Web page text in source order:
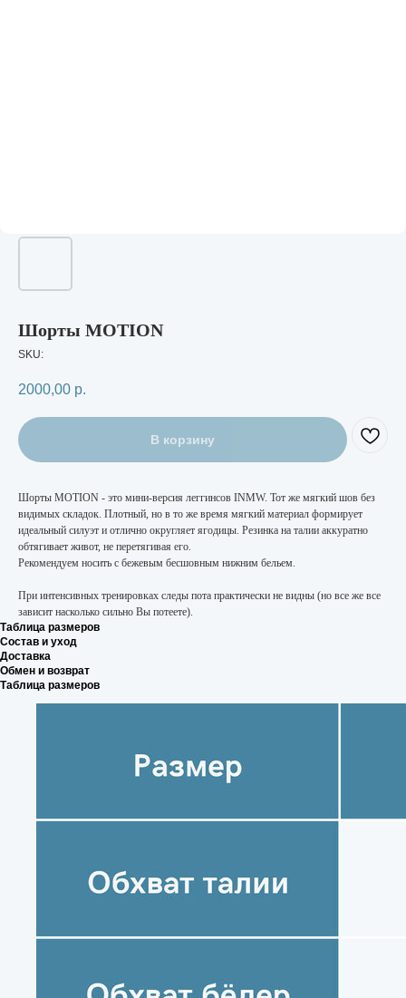
Шорты MOTION
SKU:
2000,00 р.
В корзину
Шорты MOTION - это мини-версия леггинсов INMW. Тот же мягкий шов без
видимых складок. Плотный, но в то же время мягкий материал формирует
идеальный силуэт и отлично округляет ягодицы. Резинка на талии аккуратно
обтягивает живот, не перетягивая его.
Рекомендуем носить с бежевым бесшовным нижним бельем.
При интенсивных тренировках следы пота практически не видны (но все же все
зависит насколько сильно Вы потеете).
Таблица размеров
Состав и уход
Доставка
Обмен и возврат
Таблица размеров